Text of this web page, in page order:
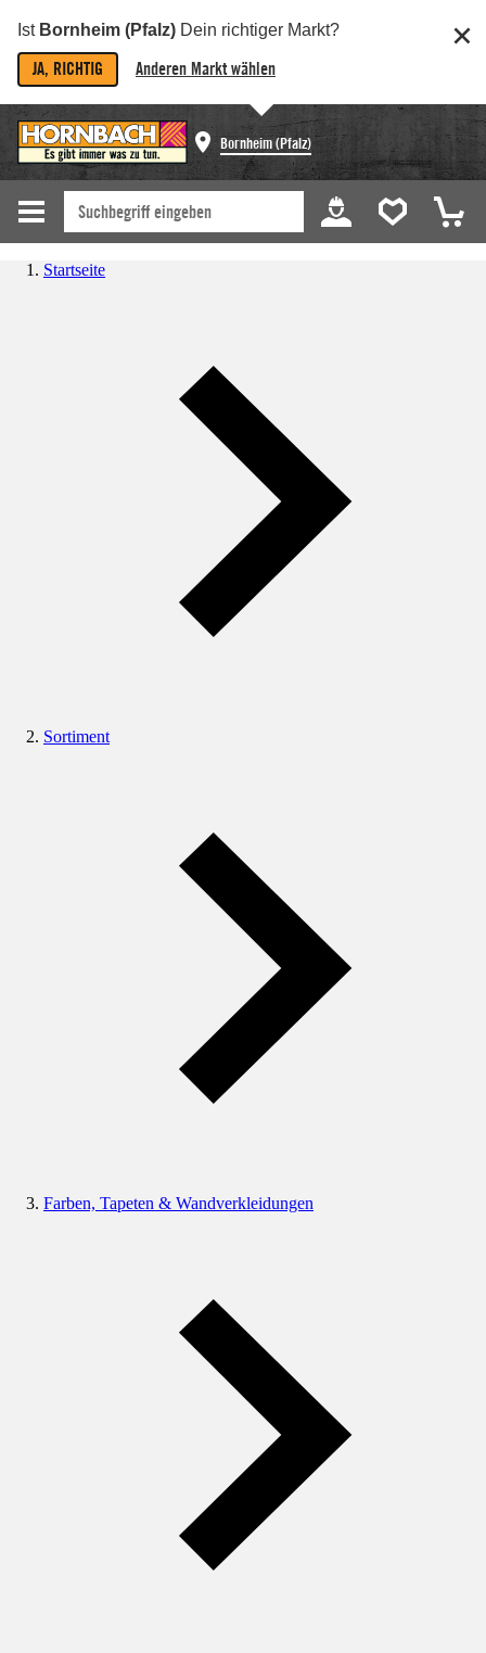
Ist Bornheim (Pfalz) Dein richtiger Markt?
JA, RICHTIG Anderen Markt wählen
Bornheim (Pfalz)
Startseite
Sortiment
Farben, Tapeten & Wandverkleidungen